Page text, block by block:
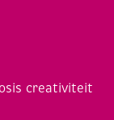
creativiteit